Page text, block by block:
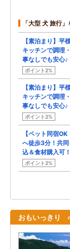
「大型 犬 旅行
【素泊まり】平
キッチンで調理
事なしでも安心♪
ポイント2%
【素泊まり】平
キッチンで調理
事なしでも安心♪
ポイント2%
【ペット同宿
へ徒歩3分！共
込＆食材購入可！
ポイント2%
おもいっきり